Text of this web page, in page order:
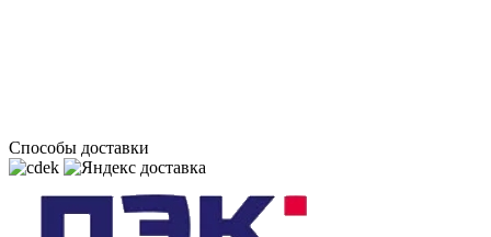
Способы доставки